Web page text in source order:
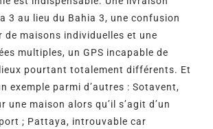
3 au lieu du Bahia 3, une confusion
de maisons individuelles et une
multiples, un GPS incapable de
pourtant totalement différents. Et
exemple parmi d’autres : Sotavent,
une maison alors qu’il s’agit d’un
; Pattaya, introuvable car